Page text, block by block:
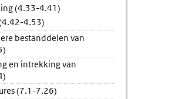
(4.33-4.41)
4.53)
bestanddelen van
en intrekking van
(7.1-7.26)